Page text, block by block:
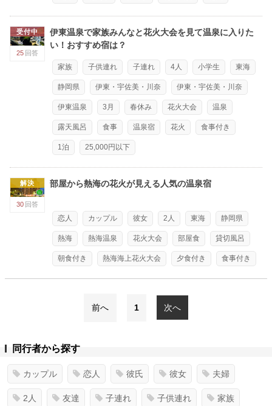
受付中
25 回答
伊東温泉で家族みんなと花火大会を見て温泉に入りた
い！おすすめ宿は？
家族 子供連れ 子連れ 4人 小学生 東海
静岡県 伊東・宇佐美・川奈 伊東・宇佐美・川奈
伊東温泉 3月 春休み 花火大会 温泉
露天風呂 食事 温泉宿 花火 食事付き
1泊 25,000円以下
解決
30 回答
部屋から熱海の花火が見える人気の温泉宿
恋人 カップル 彼女 2人 東海 静岡県
熱海 熱海温泉 花火大会 部屋食 貸切風呂
朝食付き 熱海海上花火大会 夕食付き 食事付き
前へ 1 次へ
同行者から探す
カップル 恋人 彼氏 彼女 夫婦
2人 友達 子連れ 子供連れ 家族